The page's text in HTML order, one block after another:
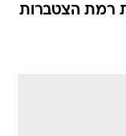
רמת הצטברות